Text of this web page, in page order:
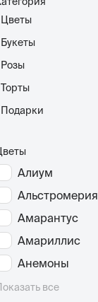
Цветы
Букеты
Розы
Торты
Подарки
Алиум
Альстромерия
Амарантус
Амариллис
Анемоны
все